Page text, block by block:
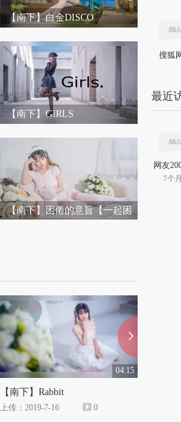
【南下】白金DISCO
【南下】GIRLS
【南下】困倦的意旨【一起困
04:15
【南下】Rabbit
上传：2019-7-16 0
最近
7个